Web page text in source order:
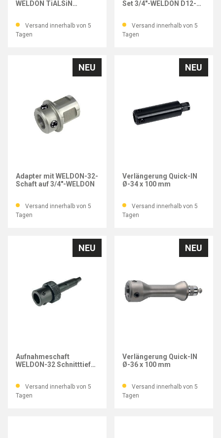
WELDON TiALSiN
Versand innerhalb von 5
Tagen
Set 3/4"-WELDON D12-
Versand innerhalb von 5
Tagen
NEU
Adapter mit WELDON-32-
Schaft auf 3/4"-WELDON
Versand innerhalb von 5
Tagen
NEU
Verlängerung Quick-IN
Ø-34 x 100 mm
Versand innerhalb von 5
Tagen
NEU
Aufnahmeschaft
WELDON-32 Schnitttiefe
Versand innerhalb von 5
Tagen
NEU
Verlängerung Quick-IN
Ø-36 x 100 mm
Versand innerhalb von 5
Tagen